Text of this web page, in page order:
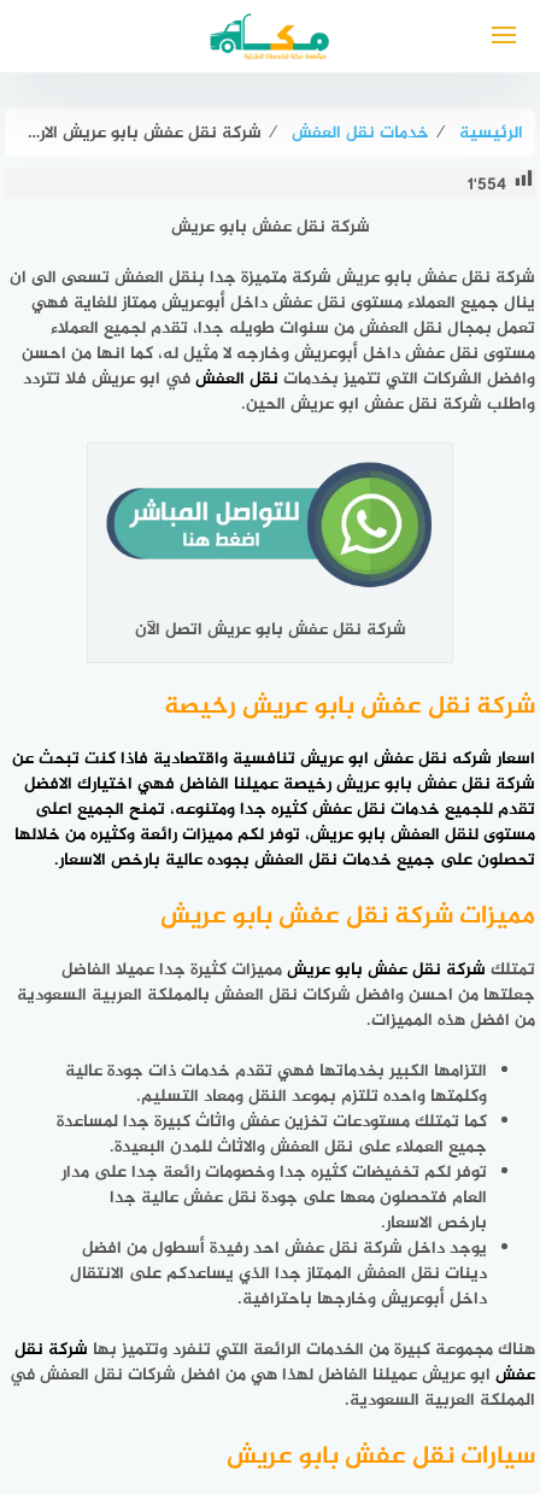
الرئيسية ⁄ خدمات نقل العفش ⁄ شركة نقل عفش بابو عريش الارخص عام ٢٠٢٥ خصم 47% مكة لنقل الأثاث
1٬554
شركة نقل عفش بابو عريش
شركة نقل عفش بابو عريش شركة متميزة جدا بنقل العفش تسعى الى ان
ينال جميع العملاء مستوى نقل عفش داخل أبوعريش ممتاز للغاية فهي
تعمل بمجال نقل العفش من سنوات طويله جدا، تقدم لجميع العملاء
مستوى نقل عفش داخل أبوعريش وخارجه لا مثيل له، كما انها من احسن
وافضل الشركات التي تتميز بخدمات نقل العفشفي ابو عريش فلا تتردد
واطلب شركة نقل عفش ابو عريش الحين.
شركة نقل عفش بابو عريش اتصل الآن
شركة نقل عفش بابو عريش رخيصة
اسعارشركه نقل عفش ابو عريشتنافسية واقتصادية فاذا كنت تبحث عن
شركة نقل عفش بابو عريش رخيصة عميلنا الفاضل فهي اختيارك الافضل
تقدم للجميع خدمات نقل عفش كثيره جدا ومتنوعه، تمنح الجميع اعلى
مستوى لنقل العفش بابو عريش، توفر لكم مميزات رائعة وكثيره من خلالها
تحصلون على جميع خدمات نقل العفش بجوده عالية بارخص الاسعار.
مميزات شركة نقل عفش بابو عريش
تمتلك شركة نقل عفش بابو عريشمميزات كثيرة جدا عميلا الفاضل
جعلتها من احسن وافضل شركات نقل العفش بالمملكة العربية السعودية
من افضل هذه المميزات.
التزامها الكبير بخدماتها فهي تقدم خدمات ذات جودة عالية
وكلمتها واحده تلتزم بموعد النقل ومعاد التسليم.
كما تمتلك مستودعات تخزين عفش واثاث كبيرة جدا لمساعدة
جميع العملاء على نقل العفش والاثاث للمدن البعيدة.
توفر لكم تخفيضات كثيره جدا وخصومات رائعة جدا على مدار
العام فتحصلون معها على جودة نقل عفش عالية جدا
بارخص الاسعار.
يوجد داخل شركة نقل عفش احد رفيدة أسطول من افضل
دينات نقل العفش الممتاز جدا الذي يساعدكم على الانتقال
داخل أبوعريش وخارجها باحترافية.
هناك مجموعة كبيرة من الخدمات الرائعة التي تنفرد وتتميز بها شركة نقل
عفش ابو عريش عميلنا الفاضل لهذا هي من افضل شركات نقل العفش في
المملكة العربية السعودية.
سيارات نقل عفش بابو عريش